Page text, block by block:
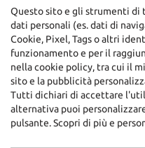
Dati fiscali:
Ipercar Srl
Strada Torino, 27, Beinasco (TO)
C.F/P.IVA:05624230016
Registro delle imprese:TO
Questo sito e gli strumenti
dati personali (es. dati di
Cookie, Pixel, Tags o altri
funzionamento e per il
nella cookie policy, tra cui il
sito e la pubblicità
Tutti dichiari di accettare
alternativa puoi
pulsante. Scopri di più e